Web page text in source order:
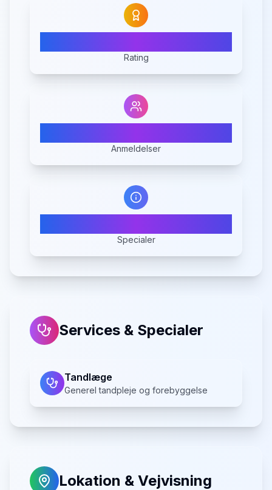
Rating
Anmeldelser
Specialer
Services & Specialer
Tandlæge
Generel tandpleje og forebyggelse
Lokation & Vejvisning